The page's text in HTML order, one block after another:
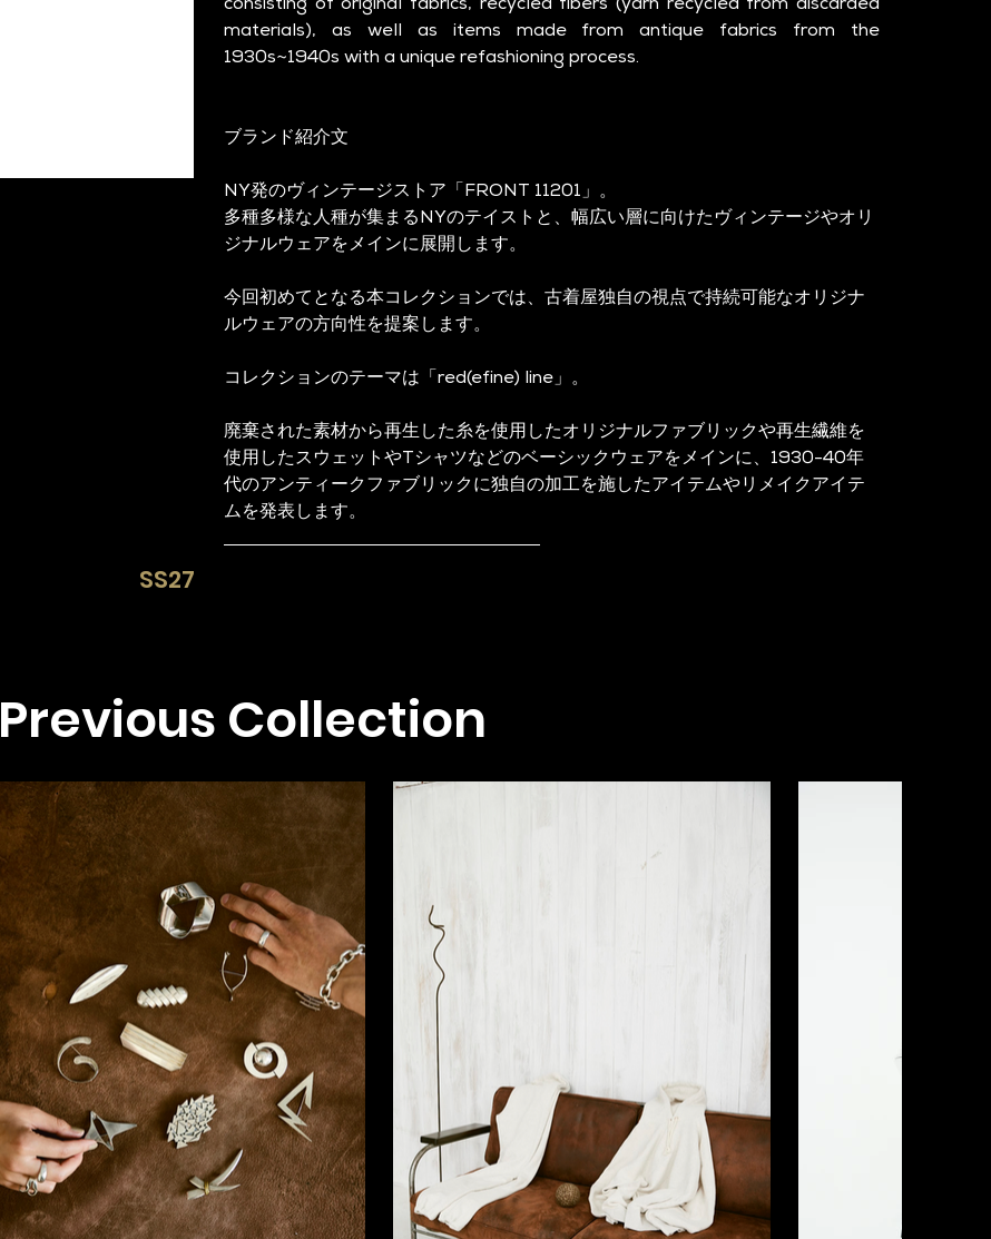
consisting of original fabrics, recycled fibers (yarn recycled from discarded
materials), as well as items made from antique fabrics from the
1930s~1940s with a unique refashioning process.
ブランド紹介文
NY発のヴィンテージストア「FRONT 11201」。
多種多様な人種が集まるNYのテイストと、幅広い層に向けたヴィンテージやオリ
ジナルウェアをメインに展開します。
今回初めてとなる本コレクションでは、古着屋独自の視点で持続可能なオリジナ
ルウェアの方向性を提案します。
コレクションのテーマは「red(efine) line」。
廃棄された素材から再生した糸を使用したオリジナルファブリックや再生繊維を
使用したスウェットやTシャツなどのベーシックウェアをメインに、1930-40年
代のアンティークファブリックに独自の加工を施したアイテムやリメイクアイテ
ムを発表します。
SS27​
Previous Collection​